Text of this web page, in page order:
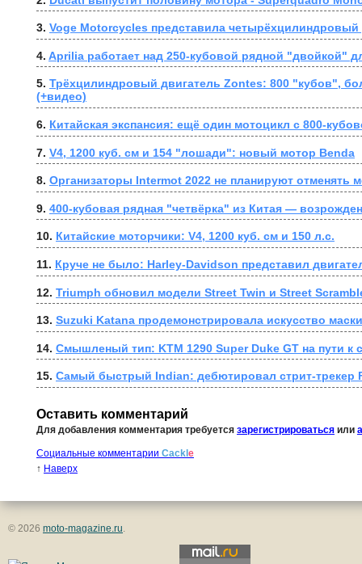
3. Voge Motorcycles представила четырёхцилиндровый
4. Aprilia работает над 250-кубовой рядной "двойкой"
5. Трёхцилиндровый двигатель Zontes: 800 "кубов",
(+видео)
6. Китайская экспансия: ещё один мотоцикл с 800-
7. V4, 1200 куб. см и 154 "лошади": новый мотор Benda
8. Организаторы Intermot 2022 не планируют отменять
9. 400-кубовая рядная "четвёрка" из Китая —
10. Китайские моторчики: V4, 1200 куб. см и 150 л.с.
11. Круче не было: Harley-Davidson представил
12. Triumph обновил модели Street Twin и Street
13. Suzuki Katana продемонстрировала искусство
14. Смышленый тип: KTM 1290 Super Duke GT на пути к
15. Самый быстрый Indian: дебютировал стрит-трекер
Оставить комментарий
Для добавления комментария требуется зарегистрироваться или
Социальные комментарии Cackl e
↑ Наверх
© 2026 moto-magazine.ru.